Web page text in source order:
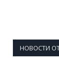
НОВОСТИ ОТ